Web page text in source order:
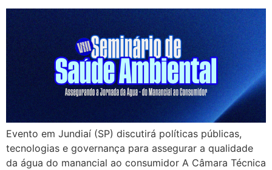
Evento em Jundiaí (SP) discutirá políticas públicas,
tecnologias e governança para assegurar a qualidade
da água do manancial ao consumidor A Câmara Técnica